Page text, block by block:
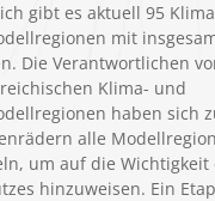
gibt es aktuell 95
mit
Die Verantwortlichen
Klima- und
haben sich
alle
um auf die Wichtigkeit
hinzuweisen. Ein